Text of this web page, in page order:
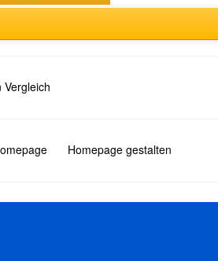
Vergleich
Homepage gestalten